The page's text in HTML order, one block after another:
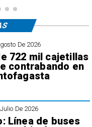
De 2026
722 mil cajetillas
contrabando en
De 2026
Línea de buses